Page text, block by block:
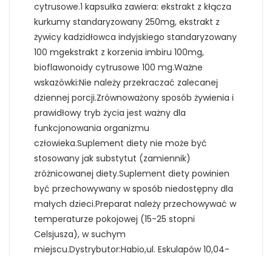
cytrusowe.1 kapsułka zawiera: ekstrakt z kłącza
kurkumy standaryzowany 250mg, ekstrakt z
żywicy kadzidłowca indyjskiego standaryzowany
100 mgekstrakt z korzenia imbiru 100mg,
bioflawonoidy cytrusowe 100 mg.Ważne
wskazówki:Nie należy przekraczać zalecanej
dziennej porcji.Zrównoważony sposób żywienia i
prawidłowy tryb życia jest ważny dla
funkcjonowania organizmu
człowieka.Suplement diety nie może być
stosowany jak substytut (zamiennik)
zróżnicowanej diety.Suplement diety powinien
być przechowywany w sposób niedostępny dla
małych dzieci.Preparat należy przechowywać w
temperaturze pokojowej (15-25 stopni
Celsjusza), w suchym
miejscu.Dystrybutor:Habio,ul. Eskulapów 10,04-